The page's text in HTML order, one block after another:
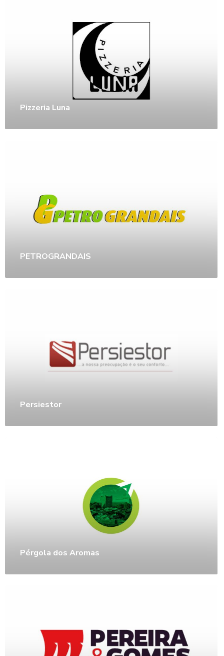
Pizzeria Luna
PETROGRANDAIS
Persiestor
Pérgola dos Aromas